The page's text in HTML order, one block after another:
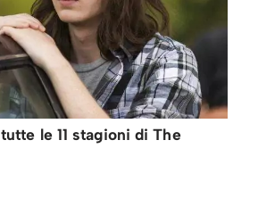
le 11 stagioni di The